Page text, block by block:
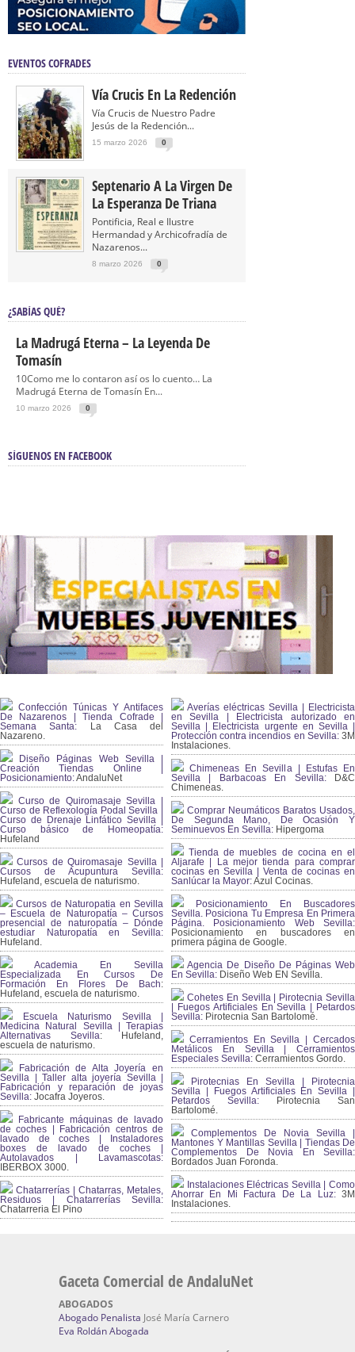
EVENTOS COFRADES
Vía Crucis En La Redención
Vía Crucis de Nuestro Padre
Jesús de la Redención...
15 marzo 2026 0
Septenario A La Virgen De
La Esperanza De Triana
Pontificia, Real e Ilustre
Hermandad y Archicofradía de
Nazarenos...
8 marzo 2026 0
¿SABÍAS QUÉ?
La Madrugá Eterna – La Leyenda De
Tomasín
10Como me lo contaron así os lo cuento… La
Madrugá Eterna de Tomasín En...
10 marzo 2026 0
SÍGUENOS EN FACEBOOK
Confección Túnicas Y Antifaces
De Nazarenos | Tienda Cofrade |
Semana Santa: La Casa del
Nazareno.
Diseño Páginas Web Sevilla |
Creación Tiendas Online |
Posicionamiento:AndaluNet
Curso de Quiromasaje Sevilla |
Curso de Reflexología Podal Sevilla |
Curso de Drenaje Linfático Sevilla |
Curso básico de Homeopatía:
Hufeland
Cursos de Quiromasaje Sevilla |
Cursos de Acupuntura Sevilla:
Hufeland, escuela de naturismo.
Cursos de Naturopatia en Sevilla
– Escuela de Naturopatía – Cursos
presencial de naturopatía – Dónde
estudiar Naturopatía en Sevilla:
Hufeland.
Academia En Sevilla
Especializada En Cursos De
Formación En Flores De Bach:
Hufeland, escuela de naturismo.
Escuela Naturismo Sevilla |
Medicina Natural Sevilla | Terapias
Alternativas Sevilla: Hufeland,
escuela de naturismo.
Fabricación de Alta Joyería en
Sevilla | Taller alta joyería Sevilla |
Fabricación y reparación de joyas
Sevilla: Jocafra Joyeros.
Fabricante máquinas de lavado
de coches | Fabricación centros de
lavado de coches | Instaladores
boxes de lavado de coches |
Autolavados | Lavamascotas:
IBERBOX 3000.
Chatarrerías | Chatarras, Metales,
Residuos | Chatarrerías Sevilla:
Chatarreria El Pino
Averías eléctricas Sevilla | Electricista
en Sevilla | Electricista autorizado en
Sevilla | Electricista urgente en Sevilla |
Protección contra incendios en Sevilla:3M
Instalaciones.
Chimeneas En Sevilla | Estufas En
Sevilla | Barbacoas En Sevilla:D&C
Chimeneas.
Comprar Neumáticos Baratos Usados,
De Segunda Mano, De Ocasión Y
Seminuevos En Sevilla: Hipergoma
Tienda de muebles de cocina en el
Aljarafe | La mejor tienda para comprar
cocinas en Sevilla | Venta de cocinas en
Sanlúcar la Mayor:Azul Cocinas.
Posicionamiento En Buscadores
Sevilla. Posiciona Tu Empresa En Primera
Página. Posicionamiento Web Sevilla:
Posicionamiento en buscadores en
primera página de Google.
Agencia De Diseño De Páginas Web
En Sevilla: Diseño Web EN Sevilla.
Cohetes En Sevilla | Pirotecnia Sevilla
| Fuegos Artificiales En Sevilla | Petardos
Sevilla: Pirotecnia San Bartolomé.
Cerramientos En Sevilla | Cercados
Metálicos En Sevilla | Cerramientos
Especiales Sevilla: Cerramientos Gordo.
Pirotecnias En Sevilla | Pirotecnia
Sevilla | Fuegos Artificiales En Sevilla |
Petardos Sevilla: Pirotecnia San
Bartolomé.
Complementos De Novia Sevilla |
Mantones Y Mantillas Sevilla | Tiendas De
Complementos De Novia En Sevilla:
Bordados Juan Foronda.
Instalaciones Eléctricas Sevilla | Como
Ahorrar En Mi Factura De La Luz:3M
Instalaciones.
Gaceta Comercial de AndaluNet
ABOGADOS
Abogado Penalista José María Carnero
Eva Roldán Abogada